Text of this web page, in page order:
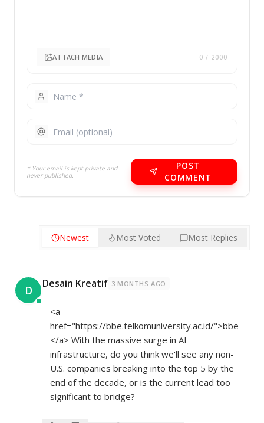
ATTACH MEDIA 0 / 2000
* Your email is kept private and
never published.
POST
COMMENT
Newest Most Voted Most Replies
D Desain Kreatif 3 MONTHS AGO
<a
href="https://bbe.telkomuniversity.ac.id/">bbe
</a> With the massive surge in AI
infrastructure, do you think we'll see any non-
U.S. companies breaking into the top 5 by the
end of the decade, or is the current lead too
significant to bridge?